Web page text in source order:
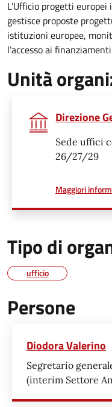
L’Ufficio progetti
gestisce proposte
istituzioni europee,
l’accesso ai
Unità
Direzione
Sede uffici
26/27/29
Maggiori
Tipo di
ufficio
Persone
Diodora Valerino
Segretario
(interim Settore